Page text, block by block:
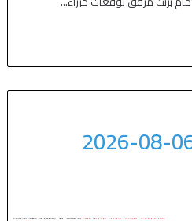
تحليل خام برنت 06-08-2026